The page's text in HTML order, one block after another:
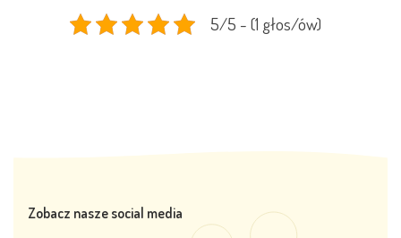
5/5 - (1 głos/ów)
Zobacz nasze social media